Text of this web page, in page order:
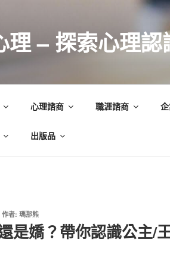
理 – 探索心理
心理諮商 職涯諮商
出版品
作者: 瑪那熊
是嬌？帶你認識公主/